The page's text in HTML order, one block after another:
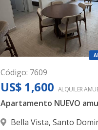
Código: 7609
US$ 1,600 ALQUILER
Bella Vista, Santo